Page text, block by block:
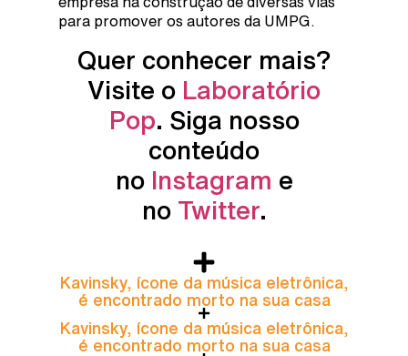
para promover os autores da UMPG.
Quer conhecer mais?
Visite o Laboratório
Pop. Siga nosso
conteúdo
no Instagram e
no Twitter.
Kavinsky, ícone da música eletrônica,
é encontrado morto na sua casa
Kavinsky, ícone da música eletrônica,
é encontrado morto na sua casa